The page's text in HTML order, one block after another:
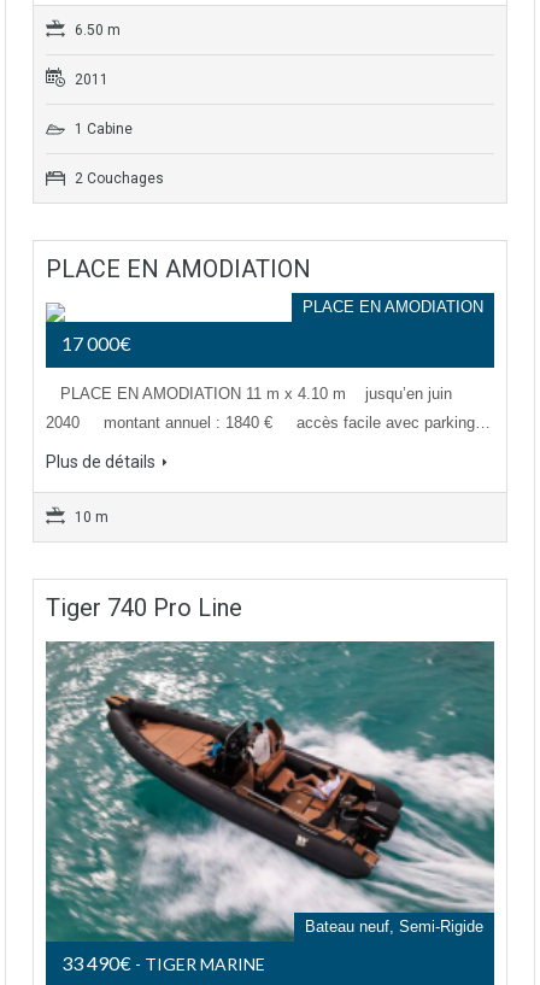
6.50 m
2011
1 Cabine
2 Couchages
PLACE EN AMODIATION
PLACE EN AMODIATION
17 000€
PLACE EN AMODIATION 11 m x 4.10 m jusqu’en juin
2040 montant annuel : 1840 € accès facile avec parking…
Plus de détails
10 m
Tiger 740 Pro Line
Bateau neuf, Semi-Rigide
33 490€ - TIGER MARINE